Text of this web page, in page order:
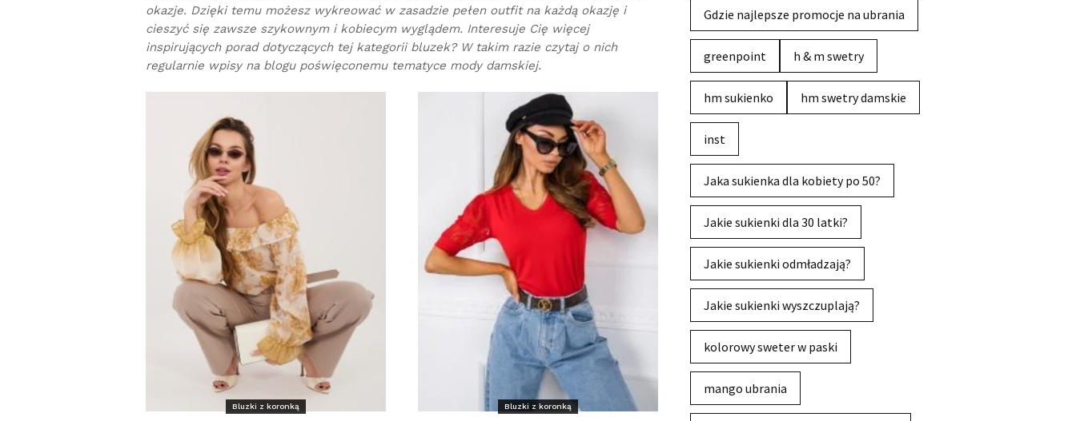
okazje. Dzięki temu możesz wykreować w zasadzie pełen outfit na każdą okazję i
cieszyć się zawsze szykownym i kobiecym wyglądem. Interesuje Cię więcej
inspirujących porad dotyczących tej kategorii bluzek? W takim razie czytaj o nich
regularnie wpisy na blogu poświęconemu tematyce mody damskiej.
Bluzki z koronką Bluzki z koronką
Gdzie najlepsze promocje na ubrania
greenpoint h & m swetry
hm sukienko hm swetry damskie
inst
Jaka sukienka dla kobiety po 50?
Jakie sukienki dla 30 latki?
Jakie sukienki odmładzają?
Jakie sukienki wyszczuplają?
kolorowy sweter w paski
mango ubrania